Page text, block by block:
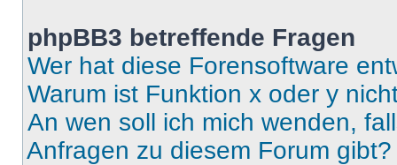
phpBB3 betreffende Fragen
Wer hat diese Forensoftware
Warum ist Funktion x oder y
An wen soll ich mich wenden,
Anfragen zu diesem Forum gibt?